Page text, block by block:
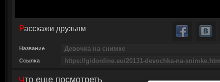
Расскажи друзьям
Название
Ссылка
Что еще посмотреть